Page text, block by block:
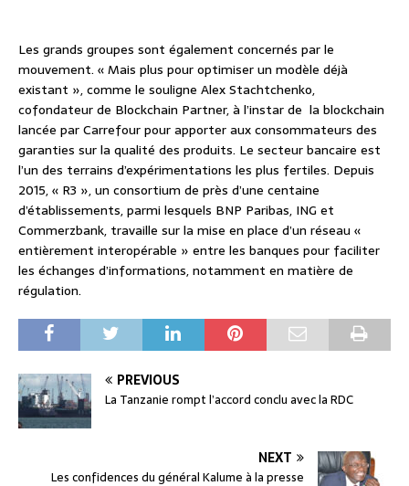
Les grands groupes sont également concernés par le
mouvement. « Mais plus pour optimiser un modèle déjà
existant », comme le souligne Alex Stachtchenko,
cofondateur de Blockchain Partner, à l’instar de la blockchain
lancée par Carrefour pour apporter aux consommateurs des
garanties sur la qualité des produits. Le secteur bancaire est
l’un des terrains d’expérimentations les plus fertiles. Depuis
2015, « R3 », un consortium de près d’une centaine
d’établissements, parmi lesquels BNP Paribas, ING et
Commerzbank, travaille sur la mise en place d’un réseau «
entièrement interopérable » entre les banques pour faciliter
les échanges d’informations, notamment en matière de
régulation.
PREVIOUS
La Tanzanie rompt l’accord conclu avec la RDC
NEXT
Les confidences du général Kalume à la presse